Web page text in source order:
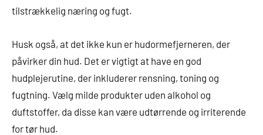
tilstrækkelig næring og fugt.
Husk også, at det ikke kun er hudormefjerneren, der
påvirker din hud. Det er vigtigt at have en god
hudplejerutine, der inkluderer rensning, toning og
fugtning. Vælg milde produkter uden alkohol og
duftstoffer, da disse kan være udtørrende og irriterende
for tør hud.